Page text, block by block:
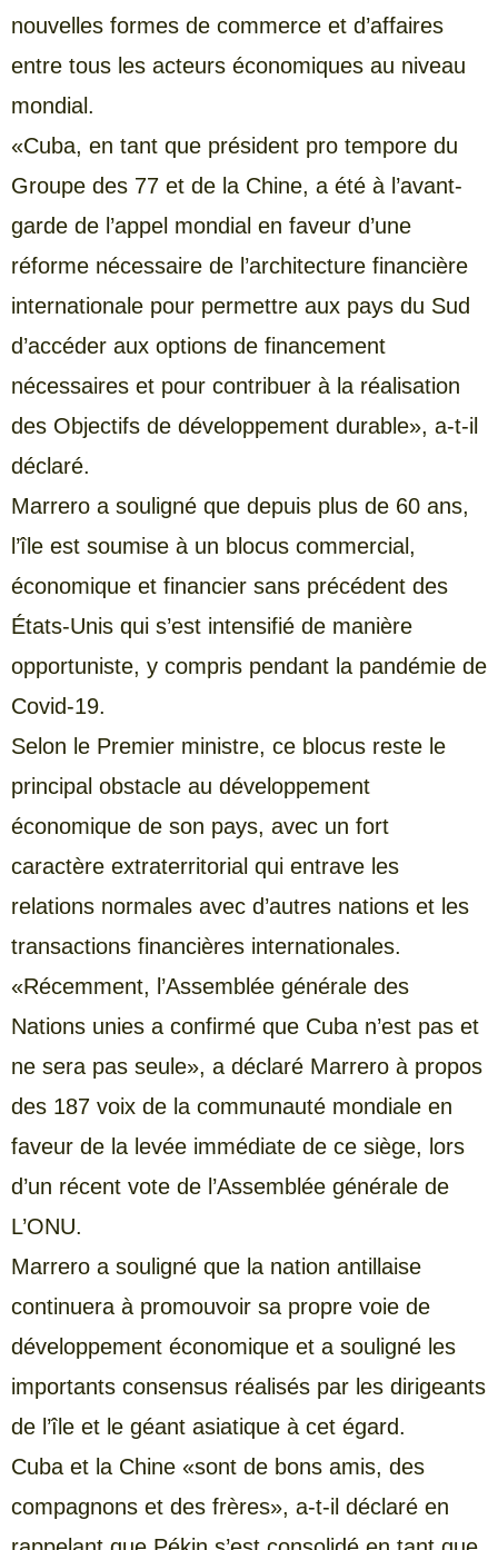
nouvelles formes de commerce et d’affaires
entre tous les acteurs économiques au niveau
mondial.
«Cuba, en tant que président pro tempore du
Groupe des 77 et de la Chine, a été à l’avant-
garde de l’appel mondial en faveur d’une
réforme nécessaire de l’architecture financière
internationale pour permettre aux pays du Sud
d’accéder aux options de financement
nécessaires et pour contribuer à la réalisation
des Objectifs de développement durable», a-t-il
déclaré.
Marrero a souligné que depuis plus de 60 ans,
l’île est soumise à un blocus commercial,
économique et financier sans précédent des
États-Unis qui s’est intensifié de manière
opportuniste, y compris pendant la pandémie de
Covid-19.
Selon le Premier ministre, ce blocus reste le
principal obstacle au développement
économique de son pays, avec un fort
caractère extraterritorial qui entrave les
relations normales avec d’autres nations et les
transactions financières internationales.
«Récemment, l’Assemblée générale des
Nations unies a confirmé que Cuba n’est pas et
ne sera pas seule», a déclaré Marrero à propos
des 187 voix de la communauté mondiale en
faveur de la levée immédiate de ce siège, lors
d’un récent vote de l’Assemblée générale de
L’ONU.
Marrero a souligné que la nation antillaise
continuera à promouvoir sa propre voie de
développement économique et a souligné les
importants consensus réalisés par les dirigeants
de l’île et le géant asiatique à cet égard.
Cuba et la Chine «sont de bons amis, des
compagnons et des frères», a-t-il déclaré en